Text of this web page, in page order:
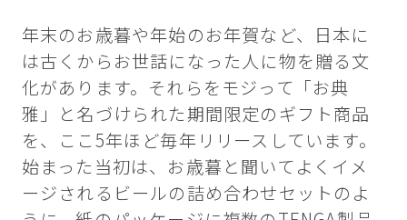
年末のお歳暮や年始のお年賀など、日本に
は古くからお世話になった人に物を贈る文
化があります。それらをモジって「お典
雅」と名づけられた期間限定のギフト商品
を、ここ5年ほど毎年リリースしています。
始まった当初は、お歳暮と聞いてよくイメ
ージされるビールの詰め合わせセットのよ